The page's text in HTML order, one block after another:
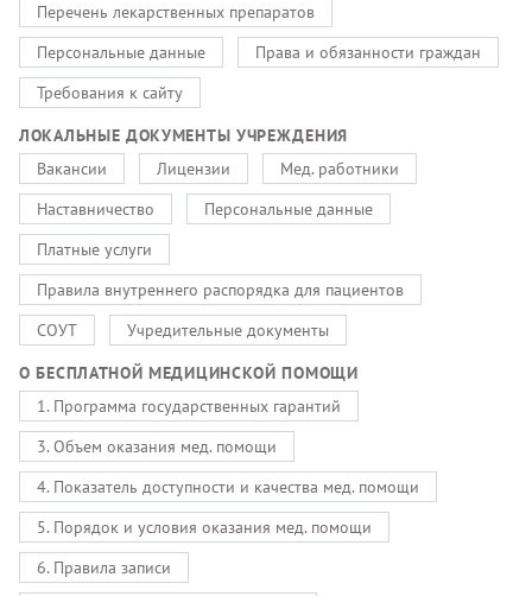
Перечень лекарственных препаратов
Персональные данные
Права и обязанности граждан
Требования к сайту
ЛОКАЛЬНЫЕ ДОКУМЕНТЫ УЧРЕЖДЕНИЯ
Вакансии
Лицензии
Мед. работники
Наставничество
Персональные данные
Платные услуги
Правила внутреннего распорядка для пациентов
СОУТ
Учредительные документы
О БЕСПЛАТНОЙ МЕДИЦИНСКОЙ ПОМОЩИ
1. Программа государственных гарантий
3. Объем оказания мед. помощи
4. Показатель доступности и качества мед. помощи
5. Порядок и условия оказания мед. помощи
6. Правила записи